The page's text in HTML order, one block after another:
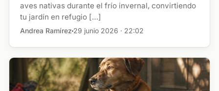
aves nativas durante el frío invernal, convirtiendo
tu jardín en refugio […]
Andrea Ramírez 29 junio 2026 · 22:02